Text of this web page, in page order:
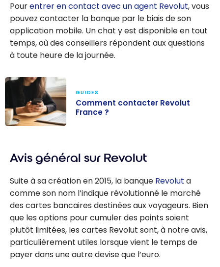
Pourentrer en contact avec un agent Revolut, vous
pouvez contacter la banque par le biais de son
application mobile. Un chat y est disponible en tout
temps, où des conseillers répondent aux questions
à toute heure de la journée.
Revolut
GUIDES
Comment contacter Revolut
France ?
Avis général sur Revolut
Suite à sa création en 2015, la banque Revolut a
comme son nom l’indique révolutionné le marché
des cartes bancaires destinées aux voyageurs. Bien
que les options pour cumuler des points soient
plutôt limitées, les cartes Revolut sont, à notre avis,
particulièrement utiles lorsque vient le temps de
payer dans une autre devise que l’euro.